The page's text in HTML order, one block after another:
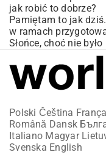
jak robić to dobrze?
Pamiętam to jak
w ramach
Słońce, choć nie było
Polski Čeština
Română Dansk
Italiano Magyar
Svenska English